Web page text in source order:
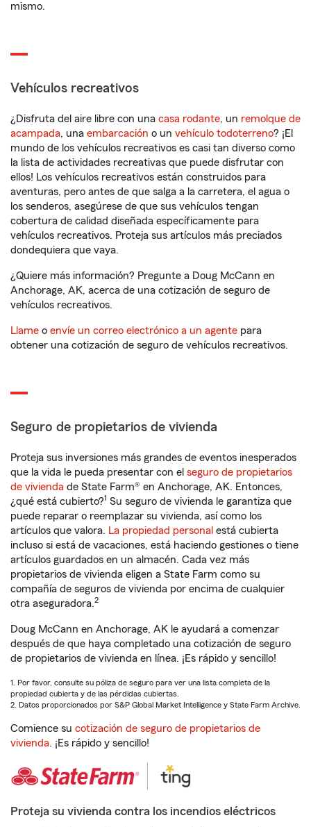
mismo.
Vehículos recreativos
¿Disfruta del aire libre con una casa rodante, un remolque de
acampada, una embarcación o un vehículo todoterreno? ¡El
mundo de los vehículos recreativos es casi tan diverso como
la lista de actividades recreativas que puede disfrutar con
ellos! Los vehículos recreativos están construidos para
aventuras, pero antes de que salga a la carretera, el agua o
los senderos, asegúrese de que sus vehículos tengan
cobertura de calidad diseñada específicamente para
vehículos recreativos. Proteja sus artículos más preciados
dondequiera que vaya.
¿Quiere más información? Pregunte a Doug McCann en
Anchorage, AK, acerca de una cotización de seguro de
vehículos recreativos.
Llame o envíe un correo electrónico a un agente para
obtener una cotización de seguro de vehículos recreativos.
Seguro de propietarios de vivienda
Proteja sus inversiones más grandes de eventos inesperados
que la vida le pueda presentar con el seguro de propietarios
de vivienda de State Farm® en Anchorage, AK. Entonces,
¿qué está cubierto?1 Su seguro de vivienda le garantiza que
puede reparar o reemplazar su vivienda, así como los
artículos que valora. La propiedad personal está cubierta
incluso si está de vacaciones, está haciendo gestiones o tiene
artículos guardados en un almacén. Cada vez más
propietarios de vivienda eligen a State Farm como su
compañía de seguros de vivienda por encima de cualquier
otra aseguradora.2
Doug McCann en Anchorage, AK le ayudará a comenzar
después de que haya completado una cotización de seguro
de propietarios de vivienda en línea. ¡Es rápido y sencillo!
1. Por favor, consulte su póliza de seguro para ver una lista completa de la
propiedad cubierta y de las pérdidas cubiertas.
2. Datos proporcionados por S&P Global Market Intelligence y State Farm Archive.
Comience su cotización de seguro de propietarios de
vivienda. ¡Es rápido y sencillo!
Proteja su vivienda contra los incendios eléctricos